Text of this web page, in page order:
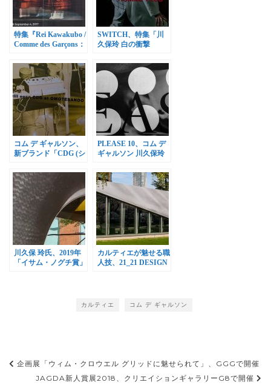
特集『Rei Kawakubo /
Comme des Garçons：
Between』追加
SWITCH、特集「川
久保玲 白の衝撃
GARCONS HOMME
PLUS」
コム デ ギャルソン、
新ブランド「CDG (シ
店オープン
PLEASE 10、コム デ
ギャルソン 川久保玲
川久保 玲氏、2019年
「イサム・ノグチ賞」
カルティエが魅せる職
人技、21_21 DESIGN
カルティエ コム デ ギャルソン
投企画展「ウィム・クロウエル グリッドに魅せられて」、GGGで開催
JAGDA新人賞展2018、クリエイションギャラリーG8で開催